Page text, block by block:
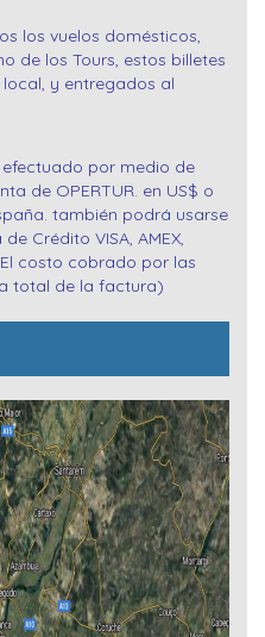
los vuelos domésticos,
de los Tours, estos billetes
y entregados al
por medio de
de OPERTUR. en US$ o
también podrá usarse
Crédito VISA, AMEX,
costo cobrado por las
total de la factura)